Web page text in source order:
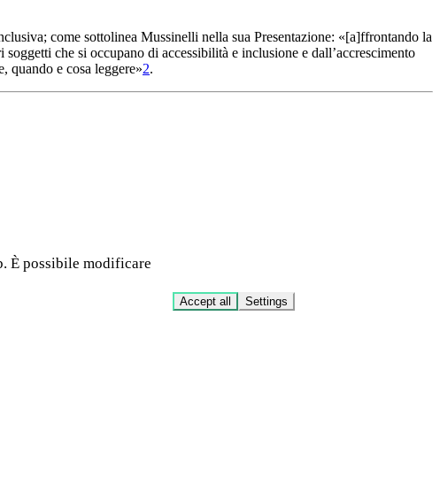
come sottolinea Mussinelli nella sua Presentazione: «[a]ffrontando la
che si occupano di accessibilità e inclusione e dall’accrescimento
quando e cosa leggere»2.
È possibile modificare
Accept all Settings